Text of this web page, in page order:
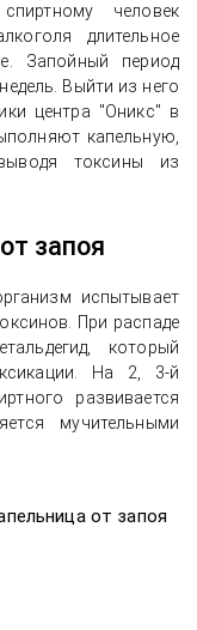
человек
длительное
Запойный период
Выйти из него
центра "Оникс" в
капельную,
токсины из
запоя
испытывает
При распаде
который
На 2, 3-й
развивается
мучительными